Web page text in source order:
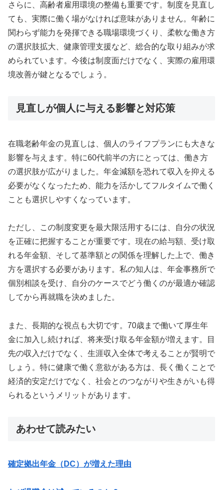
さらに、高齢者雇用環境の整備も重要です。制度を見直し
ても、実際に働く場がなければ意味がありません。年齢に
関わらず能力を発揮できる職場環境づくり、柔軟な働き方
の選択肢拡大、健康管理支援など、総合的な取り組みが求
められています。今後は制度面だけでなく、実際の雇用環
境改善が鍵となるでしょう。
見直しが個人に与える影響と対応策
在職老齢年金の見直しは、個人のライフプランにも大きな
影響を与えます。特に60代前半の方にとっては、働き方
の選択肢が広がりました。年金減額を恐れて収入を抑える
必要がなくなったため、能力を活かしてフルタイムで働く
ことも選択しやすくなっています。
ただし、この制度変更を最大限活用するには、自分の状況
を正確に把握することが重要です。現在の給与額、受け取
れる年金額、そして基準額との関係を理解した上で、働き
方を選択する必要があります。私の知人は、年金事務所で
個別相談を受け、自分のケースでどう働くのが最適か確認
してから再就職を決めました。
また、長期的な視点も大切です。70歳まで働いて厚生年
金に加入し続ければ、将来受け取る年金額が増えます。目
先の収入だけでなく、生涯収入全体で考えることが賢明で
しょう。特に健康で働く意欲がある方は、長く働くことで
経済的安定だけでなく、社会とのつながりや生きがいも得
られるというメリットがあります。
あわせて読みたい
確定拠出年金（DC）が増えた理由